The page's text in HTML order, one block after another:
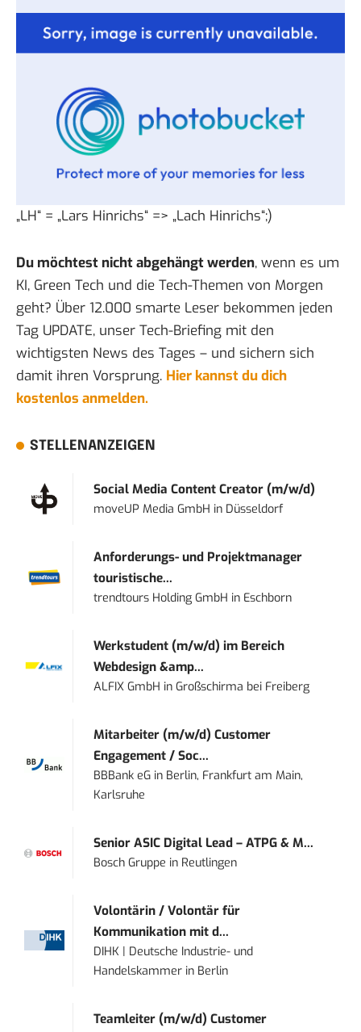
„LH“ = „Lars Hinrichs“ => „Lach Hinrichs“;)
Du möchtest nicht abgehängt werden, wenn es um
KI, Green Tech und die Tech-Themen von Morgen
geht? Über 12.000 smarte Leser bekommen jeden
Tag UPDATE, unser Tech-Briefing mit den
wichtigsten News des Tages – und sichern sich
damit ihren Vorsprung. Hier kannst du dich
kostenlos anmelden.
STELLENANZEIGEN
Social Media Content Creator (m/w/d)
moveUP Media GmbH in Düsseldorf
Anforderungs- und Projektmanager
touristische...
trendtours Holding GmbH in Eschborn
Werkstudent (m/w/d) im Bereich
Webdesign &amp...
ALFIX GmbH inGroßschirma bei Freiberg
Mitarbeiter (m/w/d) Customer
Engagement / Soc...
BBBank eG in Berlin, Frankfurt am Main,
Karlsruhe
Senior ASIC Digital Lead – ATPG & M...
Bosch Gruppe in Reutlingen
Volontärin / Volontär für
Kommunikation mit d...
DIHK | Deutsche Industrie- und
Handelskammer in Berlin
Teamleiter (m/w/d) Customer